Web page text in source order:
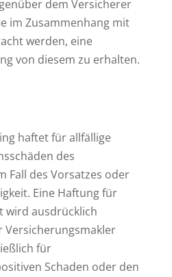
dem Versicherer
im Zusammenhang mit
werden, eine
von diesem zu erhalten.
haftet für allfällige
des
Fall des Vorsatzes oder
Eine Haftung für
wird ausdrücklich
Versicherungsmakler
für
Schaden oder den